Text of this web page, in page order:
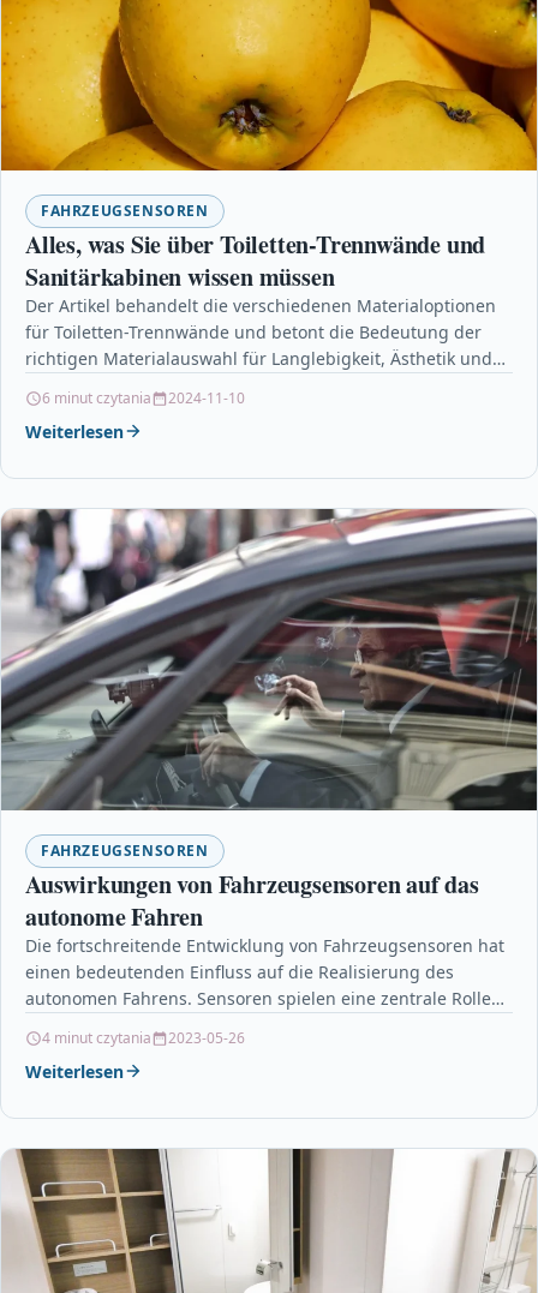
FAHRZEUGSENSOREN
Alles, was Sie über Toiletten-Trennwände und
Sanitärkabinen wissen müssen
Der Artikel behandelt die verschiedenen Materialoptionen
für Toiletten-Trennwände und betont die Bedeutung der
richtigen Materialauswahl für Langlebigkeit, Ästhetik und
6 minut czytania 2024-11-10
Weiterlesen
FAHRZEUGSENSOREN
Auswirkungen von Fahrzeugsensoren auf das
autonome Fahren
Die fortschreitende Entwicklung von Fahrzeugsensoren hat
einen bedeutenden Einfluss auf die Realisierung des
autonomen Fahrens. Sensoren spielen eine zentrale Rolle
4 minut czytania 2023-05-26
Weiterlesen